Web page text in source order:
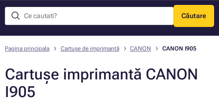
Căutare
Meniu
Pagina principala Cartușe de imprimantă CANON CANON I905
Cartușe imprimantă CANON
I905